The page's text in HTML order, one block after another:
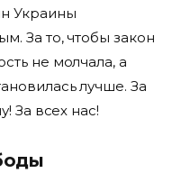
Украины
За то, чтобы закон
не молчала, а
лучше. За
За всех нас!